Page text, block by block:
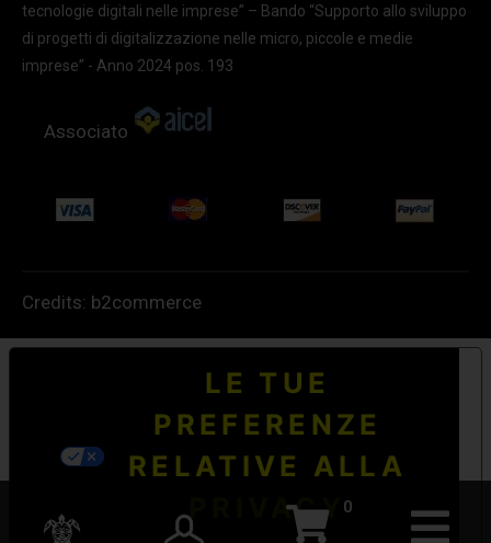
0
tecnologie digitali nelle imprese” – Bando “Supporto allo sviluppo
di progetti di digitalizzazione nelle micro, piccole e medie
imprese” - Anno 2024 pos. 193
Associato
Credits: b2commerce
LE TUE
PREFERENZE
RELATIVE ALLA
PRIVACY